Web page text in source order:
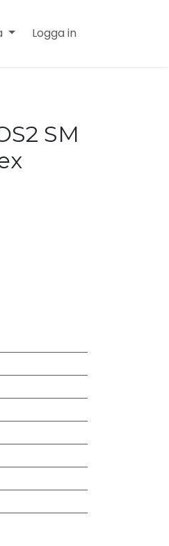
Logga in
SM